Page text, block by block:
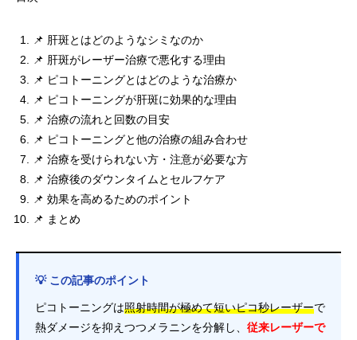
📌 肝斑とはどのようなシミなのか
📌 肝斑がレーザー治療で悪化する理由
📌 ピコトーニングとはどのような治療か
📌 ピコトーニングが肝斑に効果的な理由
📌 治療の流れと回数の目安
📌 ピコトーニングと他の治療の組み合わせ
📌 治療を受けられない方・注意が必要な方
📌 治療後のダウンタイムとセルフケア
📌 効果を高めるためのポイント
📌 まとめ
💡 この記事のポイント
ピコトーニングは照射時間が極めて短いピコ秒レーザーで
熱ダメージを抑えつつメラニンを分解し、 従来レーザーで